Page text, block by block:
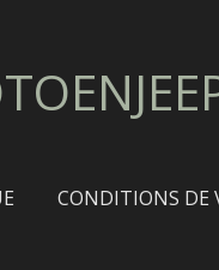
CONDITIONS DE